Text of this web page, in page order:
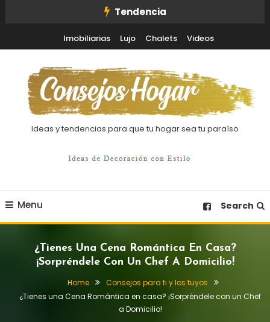
Tendencia
Imobiliarias Lujo Chalets Videos
Ideas y tendencias para que tu hogar sea tu paraíso
Menu Search
¿Tienes Una Cena Romántica En Casa?
¡Sorpréndele Con Un Chef A Domicilio!
Home
Consejos para ti y los tuyos
¿Tienes una Cena Romántica en casa? ¡Sorpréndele con un Chef
a Domicilio!